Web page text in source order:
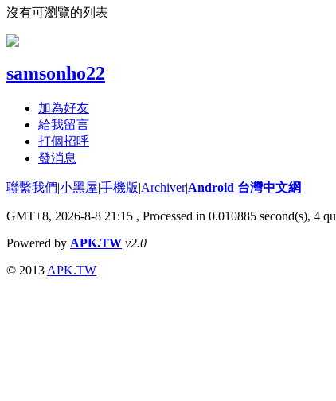
沒有可瀏覽的列表
samsonho22
加為好友
給我留言
打個招呼
發消息
聯繫我們|小黑屋|手機版|Archiver|Android 台灣中文網
GMT+8, 2026-8-8 21:15 , Processed in 0.010885 second(s), 4
Powered by APK.TW v2.0
© 2013 APK.TW